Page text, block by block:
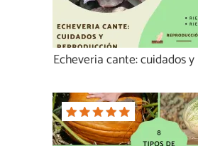
Echeveria cante: cuidados